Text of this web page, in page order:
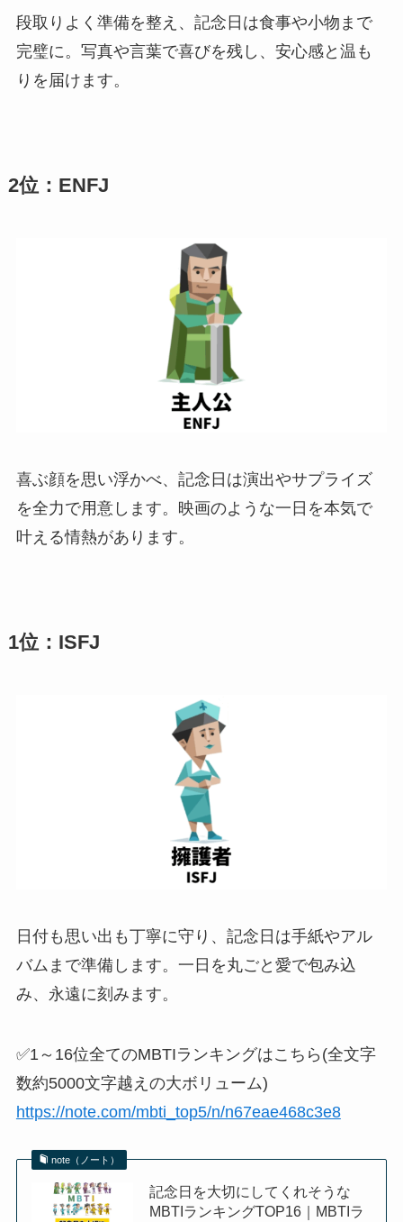
段取りよく準備を整え、記念日は食事や小物まで
完璧に。写真や言葉で喜びを残し、安心感と温も
りを届けます。
2位：ENFJ
喜ぶ顔を思い浮かべ、記念日は演出やサプライズ
を全力で用意します。映画のような一日を本気で
叶える情熱があります。
1位：ISFJ
日付も思い出も丁寧に守り、記念日は手紙やアル
バムまで準備します。一日を丸ごと愛で包み込
み、永遠に刻みます。
✅1～16位全てのMBTIランキングはこちら(全文字
数約5000文字越えの大ボリューム)
https://note.com/mbti_top5/n/n67eae468c3e8
note（ノート）
記念日を大切にしてくれそうな
MBTIランキングTOP16｜MBTIラ